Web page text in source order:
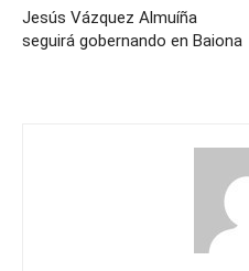
Jesús Vázquez Almuíña
seguirá gobernando en Baiona